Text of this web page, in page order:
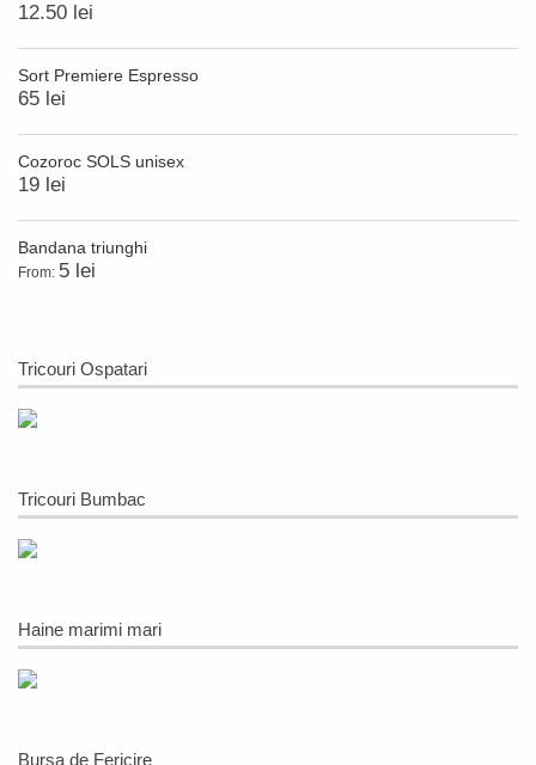
12.50 lei
Sort Premiere Espresso
65 lei
Cozoroc SOLS unisex
19 lei
Bandana triunghi
From: 5 lei
Tricouri Ospatari
Tricouri Bumbac
Haine marimi mari
Bursa de Fericire